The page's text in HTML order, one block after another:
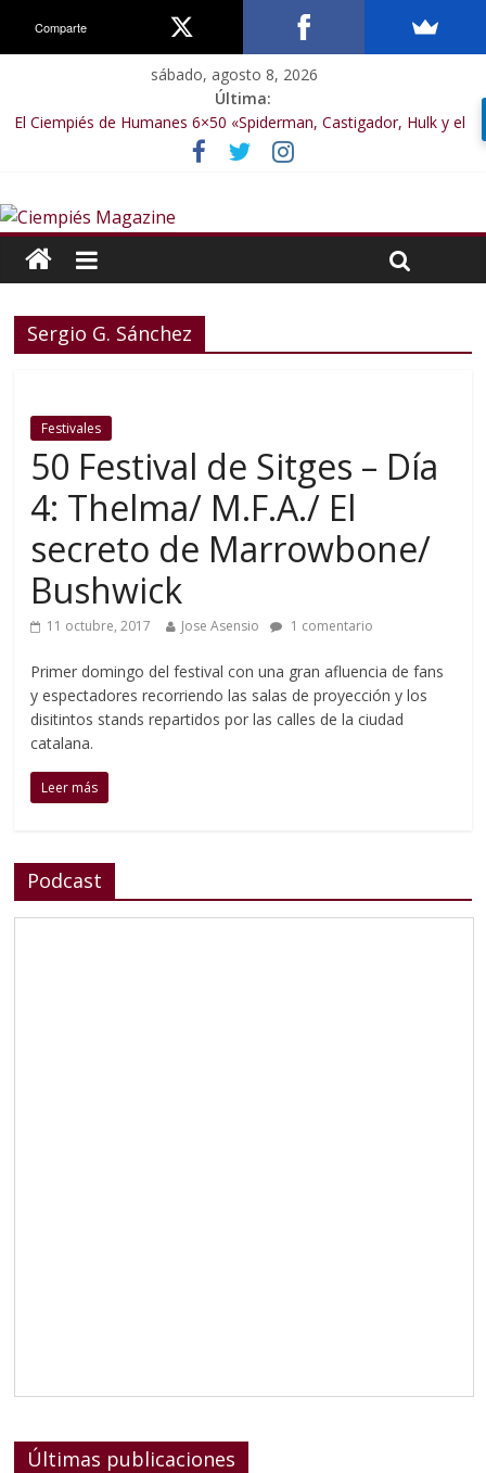
sábado, agosto 8, 2026
Última:
El Ciempiés de Humanes 6×50 «Spiderman, Castigador, Hulk y el
final de la sexta temporada»
El Ciempiés de Humanes 6×49 «Kiritaaaaa»
El Ciempiés de Humanes 6×47 «De nada por nada»
El Ciempiés de Humanes 6×46 «Ciudadano Minion»
Sergio G. Sánchez
Festivales
50 Festival de Sitges – Día
4: Thelma/ M.F.A./ El
secreto de Marrowbone/
Bushwick
11 octubre, 2017 Jose Asensio 1 comentario
Primer domingo del festival con una gran afluencia de fans
y espectadores recorriendo las salas de proyección y los
disitintos stands repartidos por las calles de la ciudad
catalana.
Leer más
Podcast
Últimas publicaciones
Comparte